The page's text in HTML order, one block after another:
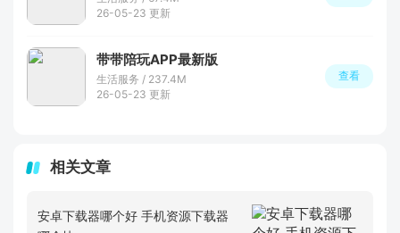
26-05-23 更新
带带陪玩APP最新版
生活服务 / 237.4M
26-05-23 更新
查看
相关文章
安卓下载器哪个好 手机资源下载器